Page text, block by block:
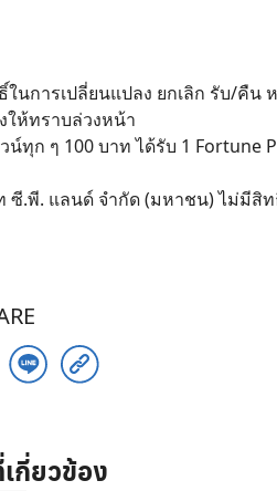
นการเปลี่ยนแปลง ยกเลิก รับ/คื
ห้ทราบล่วงหน้า
ๆ 100 บาท ได้รับ 1 Fortune
.พี. แลนด์ จำกัด (มหาชน) ไม่มีสิท
กี่ยวข้อง